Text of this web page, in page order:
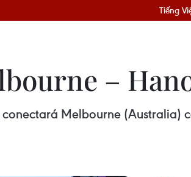
Tiếng
–
Melbourne (Australia)